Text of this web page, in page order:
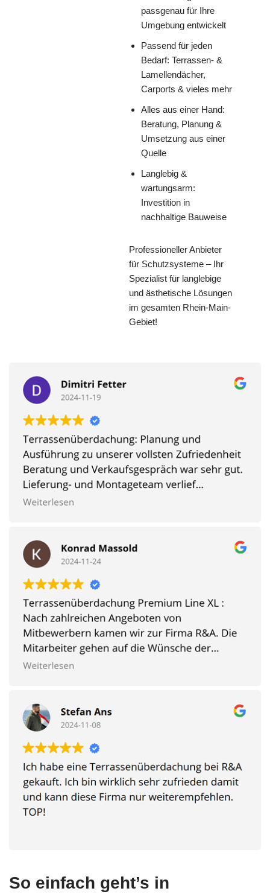
passgenau für Ihre
Umgebung entwickelt
Passend für jeden
Bedarf: Terrassen- &
Lamellendächer,
Carports & vieles mehr
Alles aus einer Hand:
Beratung, Planung &
Umsetzung aus einer
Quelle
Langlebig &
wartungsarm:
Investition in
nachhaltige Bauweise
Professioneller Anbieter
für Schutzsysteme – Ihr
Spezialist für langlebige
und ästhetische Lösungen
im gesamten Rhein-Main-
Gebiet!
So einfach geht’s in